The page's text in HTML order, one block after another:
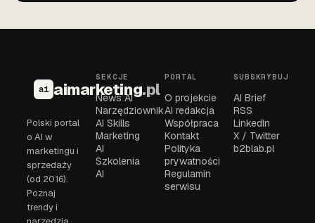
ai aimarketing.pl
Polski portal
o AI w
marketingu i
sprzedaży
(od 2016).
Poznaj
trendy i
SEKCJE
News AI
Narzędziownik
AI Skills
Marketing
AI
Szkolenia
AI
PORTAL
O projekcie
AI redakcja
Współpraca
Kontakt
Polityka
prywatności
Regulamin
serwisu
SUBSKRYBUJ
AI Brief
RSS
LinkedIn
X / Twitter
b2blab.pl